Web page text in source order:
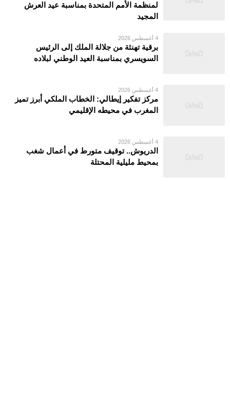
لمنظمة الأمم المتحدة بمناسبة عيد العرش
المجيد
4 أغسطس 2026
برقية تهنئة من جلالة الملك إلى الرئيس
السويسري بمناسبة العيد الوطني لبلاده
4 أغسطس 2026
مركز تفكير إيطالي: الخطاب الملكي أبرز تميز
المغرب في محيطه الإقليمي
4 أغسطس 2026
الدريوش.. توقيف متورط في أعمال شغب
بمحيط مليلية المحتلة